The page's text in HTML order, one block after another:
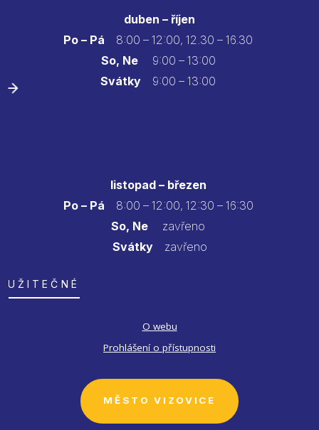
duben – říjen
Po – Pá
8:00 – 12:00, 12.30 – 16.30
So, Ne9:00 – 13:00
Svátky 9:00 – 13:00
listopad – březen
Po – Pá 8:00 – 12:00, 12:30 – 16:30
So, Ne zavřeno
Svátkyzavřeno
UŽITEČNÉ
O webu
Prohlášení o přístupnosti
MĚSTO VIZOVICE